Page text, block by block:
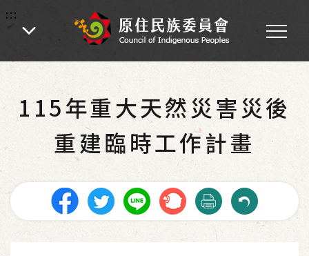
:::
:::
首頁 業務專區 - 各處業務 - 社會福利
-
就業服務
115年重大天然災害災後
重建臨時工作計畫